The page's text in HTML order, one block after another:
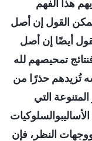
هذا الفهم
القول إن أصل
أيضًا إن أصل
تمحيصهم لله
تُزيدهم حذرًا من
التي
ووجهات النظر، فإن